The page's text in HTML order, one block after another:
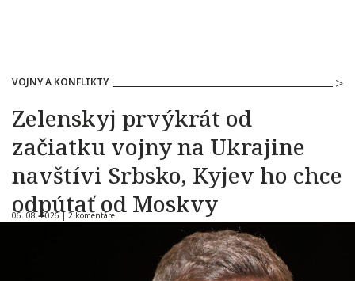
VOJNY A KONFLIKTY
Zelenskyj prvýkrát od
začiatku vojny na Ukrajine
navštívi Srbsko, Kyjev ho chce
odpútať od Moskvy
06. 08. 2026 | 2 komentáre